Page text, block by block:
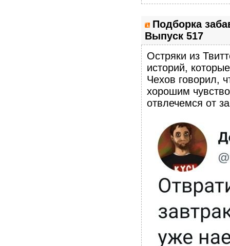
Подборка
Выпуск 517
Остряки из
историй,
Чехов говорил,
хорошим
отвлечемся от